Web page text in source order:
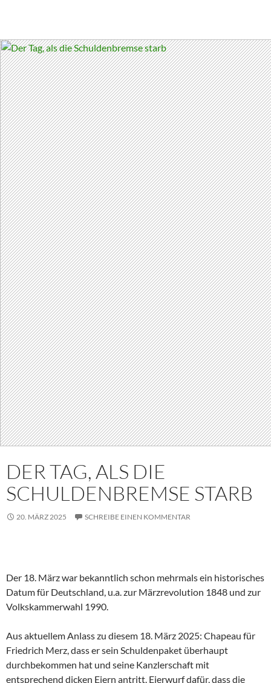
DER TAG, ALS DIE
SCHULDENBREMSE STARB
20. MÄRZ 2025 SCHREIBE EINEN KOMMENTAR
Der 18. März war bekanntlich schon mehrmals ein historisches
Datum für Deutschland, u.a. zur Märzrevolution 1848 und zur
Volkskammerwahl 1990.
Aus aktuellem Anlass zu diesem 18. März 2025: Chapeau für
Friedrich Merz, dass er sein Schuldenpaket überhaupt
durchbekommen hat und seine Kanzlerschaft mit
entsprechend dicken Eiern antritt. Eierwurf dafür, dass die